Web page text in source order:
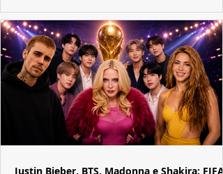
Justin Bieber, BTS, Madonna e Shakira: FIFA